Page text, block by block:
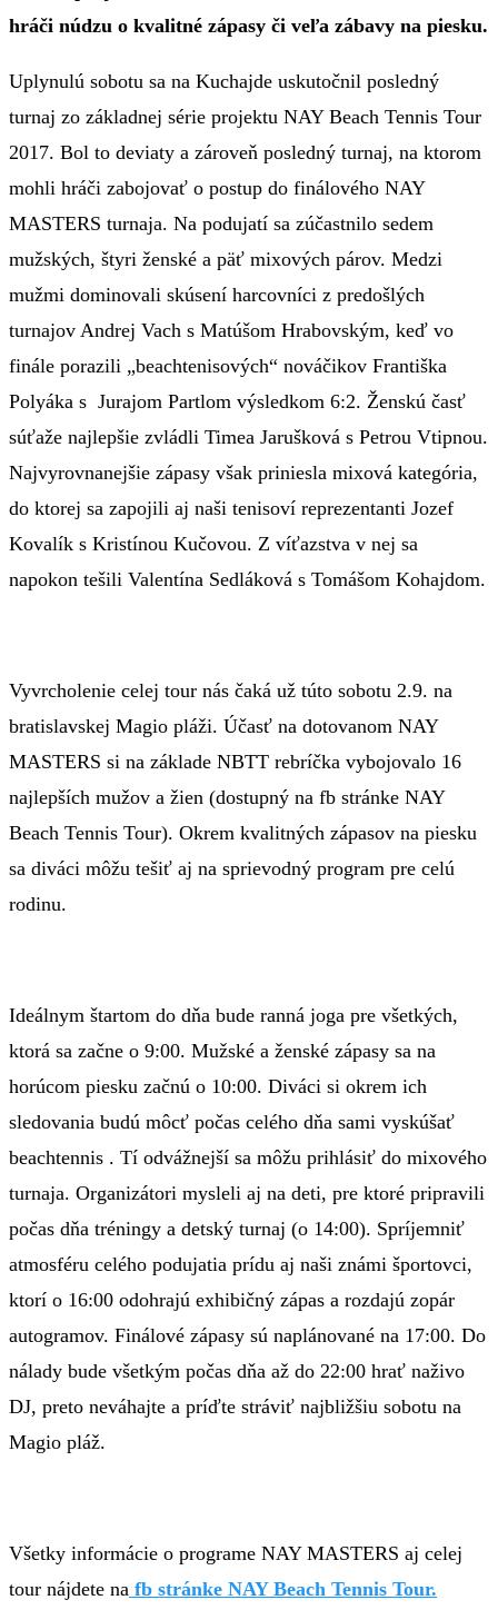
hráči núdzu o kvalitné zápasy či veľa zábavy na piesku.
Uplynulú sobotu sa na Kuchajde uskutočnil posledný
turnaj zo základnej série projektu NAY Beach Tennis Tour
2017. Bol to deviaty a zároveň posledný turnaj, na ktorom
mohli hráči zabojovať o postup do finálového NAY
MASTERS turnaja. Na podujatí sa zúčastnilo sedem
mužských, štyri ženské a päť mixových párov. Medzi
mužmi dominovali skúsení harcovníci z predošlých
turnajov Andrej Vach s Matúšom Hrabovským, keď vo
finále porazili „beachtenisových“ nováčikov Františka
Polyáka s Jurajom Partlom výsledkom 6:2. Ženskú časť
súťaže najlepšie zvládli Timea Jarušková s Petrou Vtipnou.
Najvyrovnanejšie zápasy však priniesla mixová kategória,
do ktorej sa zapojili aj naši tenisoví reprezentanti Jozef
Kovalík s Kristínou Kučovou. Z víťazstva v nej sa
napokon tešili Valentína Sedláková s Tomášom Kohajdom.
Vyvrcholenie celej tour nás čaká už túto sobotu 2.9. na
bratislavskej Magio pláži. Účasť na dotovanom NAY
MASTERS si na základe NBTT rebríčka vybojovalo 16
najlepších mužov a žien (dostupný na fb stránke NAY
Beach Tennis Tour). Okrem kvalitných zápasov na piesku
sa diváci môžu tešiť aj na sprievodný program pre celú
rodinu.
Ideálnym štartom do dňa bude ranná joga pre všetkých,
ktorá sa začne o 9:00. Mužské a ženské zápasy sa na
horúcom piesku začnú o 10:00. Diváci si okrem ich
sledovania budú môcť počas celého dňa sami vyskúšať
beachtennis . Tí odvážnejší sa môžu prihlásiť do mixového
turnaja. Organizátori mysleli aj na deti, pre ktoré pripravili
počas dňa tréningy a detský turnaj (o 14:00). Spríjemniť
atmosféru celého podujatia prídu aj naši známi športovci,
ktorí o 16:00 odohrajú exhibičný zápas a rozdajú zopár
autogramov. Finálové zápasy sú naplánované na 17:00. Do
nálady bude všetkým počas dňa až do 22:00 hrať naživo
DJ, preto neváhajte a príďte stráviť najbližšiu sobotu na
Magio pláž.
Všetky informácie o programe NAY MASTERS aj celej
tour nájdete na fb stránke NAY Beach Tennis Tour.